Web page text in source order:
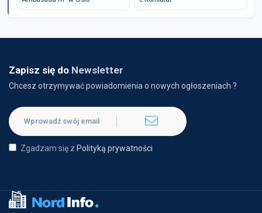
Zapisz się do Newsletter
Chcesz otrzymywać powiadomienia o nowych ogłoszeniach ?
Zgadzam się z Polityką prywatności